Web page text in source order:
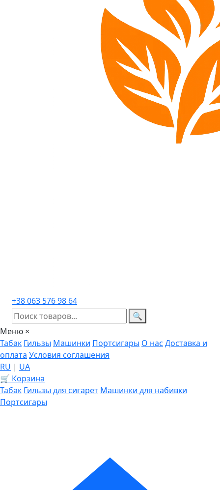
+38 063 576 98 64
🔍
Меню ×
Табак Гильзы Машинки Портсигары О нас Доставка и
оплата Условия соглашения
RU | UA
🛒 Корзина
Табак Гильзы для сигарет Машинки для набивки
Портсигары